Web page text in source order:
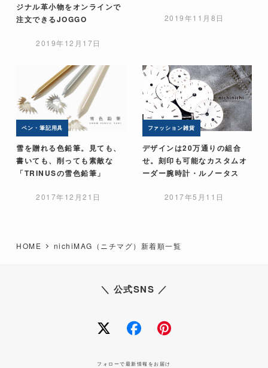
ジナル革小物をオンラインで
注文できるJOGGO
2019年12月17日
2019年11月8日
ペン・筆記用具
雪を贈れる色鉛筆。見ても、
書いても、削っても素敵な
「TRINUSの雪色鉛筆」
2017年12月21日
ファッション雑貨
デザインは20万通りの組合
せ。刻印も可能なカスタムオ
ーダー腕時計・ルノータス
2017年5月11日
HOME nichiMAG（ニチマグ）新着順一覧
＼ 公式SNS ／
twitterfacebookPinterest
フォローで最新情報をお届け